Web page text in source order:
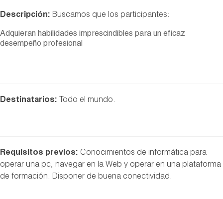
Descripción: Buscamos que los participantes:
Adquieran habilidades imprescindibles para un eficaz
desempeño profesional
Destinatarios: Todo el mundo.
Requisitos previos: Conocimientos de informática para
operar una pc, navegar en la Web y operar en una plataforma
de formación. Disponer de buena conectividad.